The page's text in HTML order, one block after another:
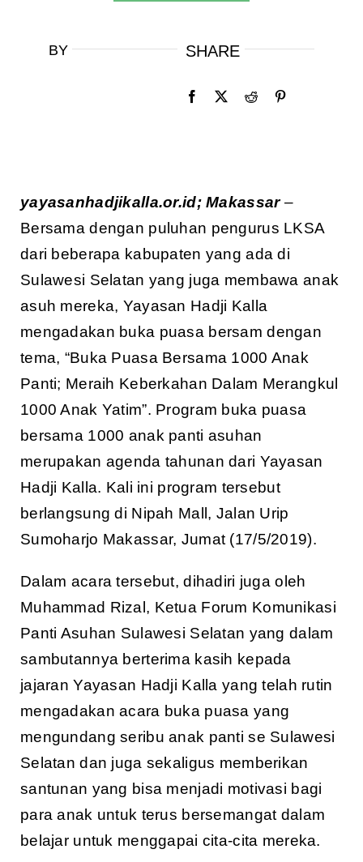
BY SHARE
yayasanhadjikalla.or.id; Makassar–
Bersama dengan puluhan pengurus LKSA
dari beberapa kabupaten yang ada di
Sulawesi Selatan yang juga membawa anak
asuh mereka, Yayasan Hadji Kalla
mengadakan buka puasa bersam dengan
tema, “Buka Puasa Bersama 1000 Anak
Panti; Meraih Keberkahan Dalam Merangkul
1000 Anak Yatim”. Program buka puasa
bersama 1000 anak panti asuhan
merupakan agenda tahunan dari Yayasan
Hadji Kalla. Kali ini program tersebut
berlangsung di Nipah Mall, Jalan Urip
Sumoharjo Makassar, Jumat (17/5/2019).
Dalam acara tersebut, dihadiri juga oleh
Muhammad Rizal, Ketua Forum Komunikasi
Panti Asuhan Sulawesi Selatan yang dalam
sambutannya berterima kasih kepada
jajaran Yayasan Hadji Kalla yang telah rutin
mengadakan acara buka puasa yang
mengundang seribu anak panti se Sulawesi
Selatan dan juga sekaligus memberikan
santunan yang bisa menjadi motivasi bagi
para anak untuk terus bersemangat dalam
belajar untuk menggapai cita-cita mereka.